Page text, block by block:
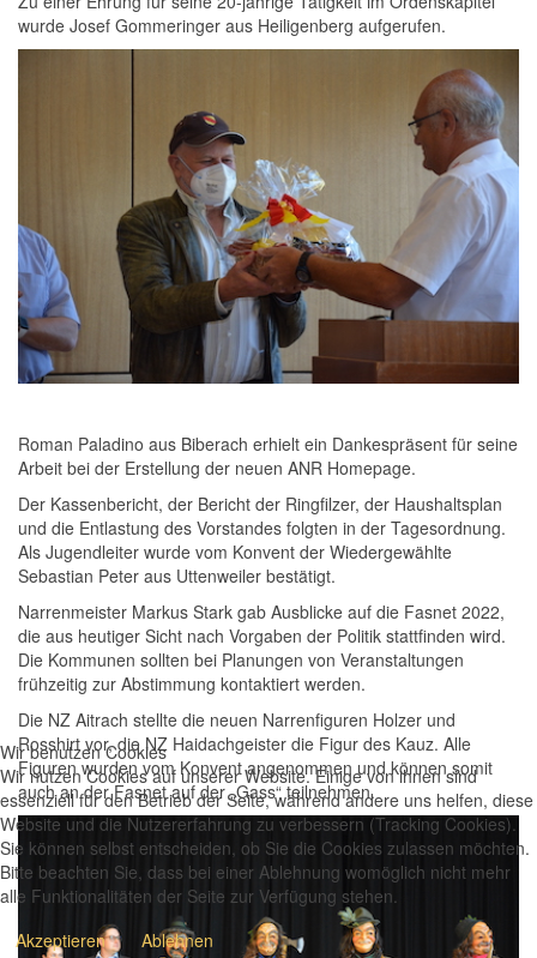
wurde Josef Gommeringer aus Heiligenberg aufgerufen.
Roman Paladino aus Biberach erhielt ein Dankespräsent für seine
Arbeit bei der Erstellung der neuen ANR Homepage.
Der Kassenbericht, der Bericht der Ringfilzer, der Haushaltsplan
und die Entlastung des Vorstandes folgten in der Tagesordnung.
Als Jugendleiter wurde vom Konvent der Wiedergewählte
Sebastian Peter aus Uttenweiler bestätigt.
Narrenmeister Markus Stark gab Ausblicke auf die Fasnet 2022,
die aus heutiger Sicht nach Vorgaben der Politik stattfinden wird.
Die Kommunen sollten bei Planungen von Veranstaltungen
frühzeitig zur Abstimmung kontaktiert werden.
Die NZ Aitrach stellte die neuen Narrenfiguren Holzer und
Rosshirt vor, die NZ Haidachgeister die Figur des Kauz. Alle
Figuren wurden vom Konvent angenommen und können somit
auch an der Fasnet auf der „Gass“ teilnehmen.
Wir benutzen Cookies
Wir nutzen Cookies auf unserer Website. Einige von ihnen sind
essenziell für den Betrieb der Seite, während andere uns helfen, diese
Website und die Nutzererfahrung zu verbessern (Tracking Cookies).
Sie können selbst entscheiden, ob Sie die Cookies zulassen möchten.
Bitte beachten Sie, dass bei einer Ablehnung womöglich nicht mehr
alle Funktionalitäten der Seite zur Verfügung stehen.
Akzeptieren
Ablehnen